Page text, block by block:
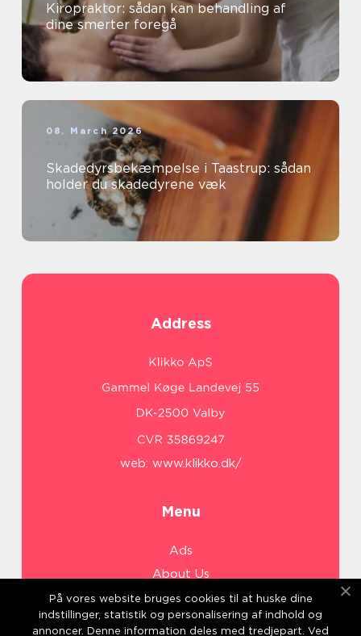
Kiropraktor: sådan kan behandling af
dine smerter foregå
08. March 2026
Skadedyrsbekæmpelse i Taastrup: sådan
holder du skadedyrene væk
Address
web: www.klikko.dk/
Menu
Ads
About Us
Cookies
Contact
På vores website bruges cookies til at huske dine
indstillinger, statistik og personalisering af indhold og
annoncer. Denne information deles med tredjepart. Ved